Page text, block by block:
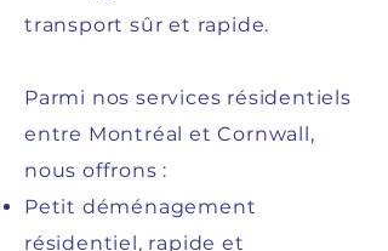
transport sûr et rapide.
Parmi nos services résidentiels
entre Montréal et Cornwall,
nous offrons :
Petit déménagement
résidentiel, rapide et